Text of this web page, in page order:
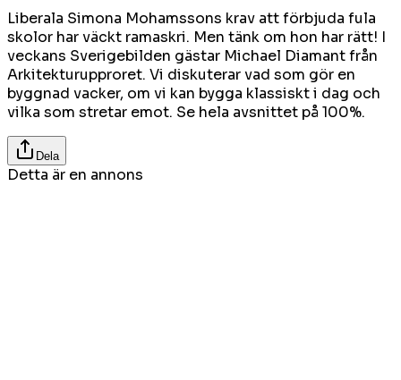
Liberala Simona Mohamssons krav att förbjuda fula
skolor har väckt ramaskri. Men tänk om hon har rätt! I
veckans Sverigebilden gästar Michael Diamant från
Arkitekturupproret. Vi diskuterar vad som gör en
byggnad vacker, om vi kan bygga klassiskt i dag och
vilka som stretar emot. Se hela avsnittet på 100%.
Dela
Detta är en annons